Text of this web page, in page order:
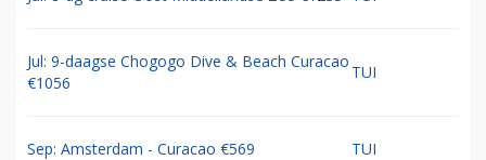
Jul: 9-daagse Chogogo Dive & Beach Curacao
€1056
TUI
Sep: Amsterdam - Curacao €569 TUI